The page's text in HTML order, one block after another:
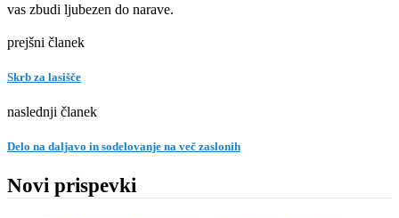
vas zbudi ljubezen do narave.
prejšni članek
Skrb za lasišče
naslednji članek
Delo na daljavo in sodelovanje na več zaslonih
Novi prispevki